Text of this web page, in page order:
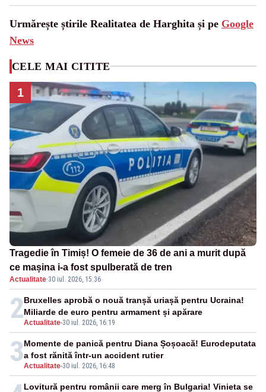
Urmărește știrile Realitatea de Harghita și pe Google
News
CELE MAI CITITE
1
Tragedie în Timiș! O femeie de 36 de ani a murit după
ce mașina i-a fost spulberată de tren
Actualitate·30 iul. 2026, 15:36
2Actualitate-30 iul. 2026, 16:19
Bruxelles aprobă o nouă tranșă uriașă pentru Ucraina!
Miliarde de euro pentru armament și apărare
3Actualitate-30 iul. 2026, 16:48
Momente de panică pentru Diana Șoșoacă! Eurodeputata
a fost rănită într-un accident rutier
Lovitură pentru românii care merg în Bulgaria! Vinieta se